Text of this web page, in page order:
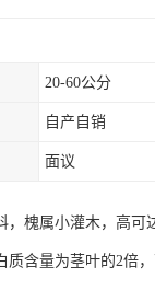
20-60公分
自产自销
面议
，槐属小灌木，高可
质含量为茎叶的2倍